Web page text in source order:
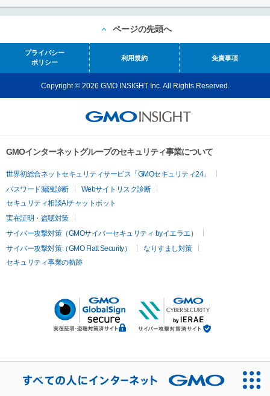
ページの先頭へ
プライバシー
ポリシー
利用規約 免責事項
Copyright © 2026 GMO INSIGHT Inc. All Rights Reserved.
GMOインターネットグループのセキュリティ事業について
世界初総合ネットセキュリティサービス「GMOセキュリティ24」
パスワード漏洩診断
Webサイトリスク診断
セキュリティ相談AIチャットボット
実在証明・盗聴対策
サイバー攻撃対策（GMOサイバーセキュリティ byイエラエ）
サイバー攻撃対策（GMO Flatt Security）
なりすまし対策
セキュリティ事業の軌跡